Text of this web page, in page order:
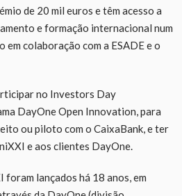
de 20 mil euros e têm acesso a
e formação internacional num
em colaboração com a ESADE e o
no Investors Day
DayOne Open Innovation, para
ou piloto com o CaixaBank, e ter
e aos clientes DayOne.
foram lançados há 18 anos, em